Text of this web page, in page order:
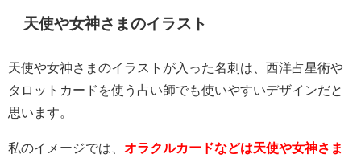
天使や女神さまのイラスト
天使や女神さまのイラストが入った名刺は、西洋占星術や
タロットカードを使う占い師でも使いやすいデザインだと
思います。
私のイメージでは、 オラクルカードなどは天使や女神さま